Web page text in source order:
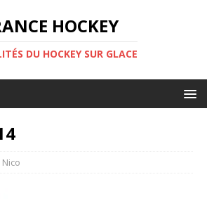
HOCKEY
DU HOCKEY SUR GLACE
Nico